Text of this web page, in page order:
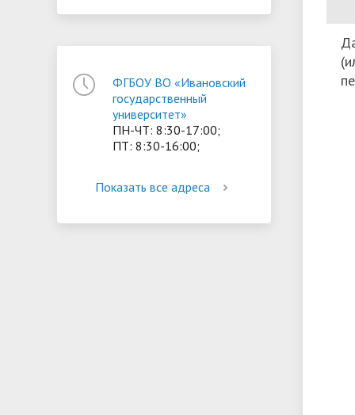
ФГБОУ ВО «Ивановский
государственный
университет»
ПН-ЧТ: 8:30-17:00;
ПТ: 8:30-16:00;
Показать все адреса